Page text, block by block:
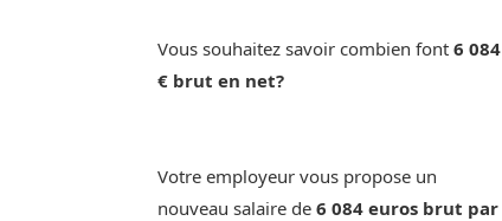
Vous souhaitez savoir combien font 6 084
€ brut en net?
Votre employeur vous propose un
nouveau salaire de 6 084 euros brut par